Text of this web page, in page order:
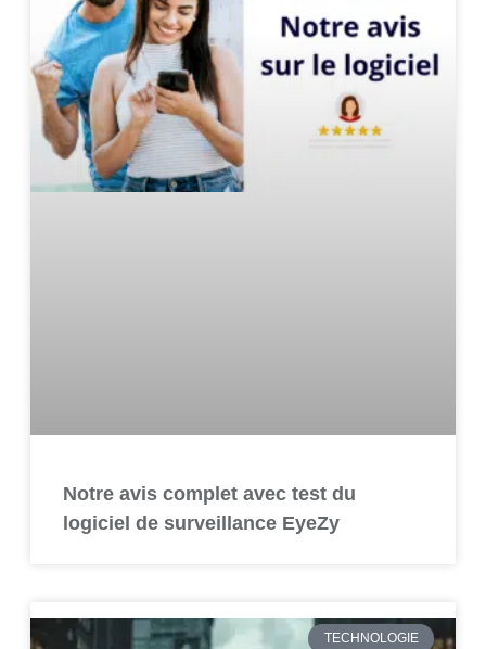
Notre avis complet avec test du
logiciel de surveillance EyeZy
TECHNOLOGIE